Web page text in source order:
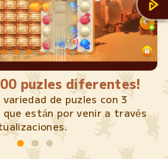
puzles diferentes!
de puzles con 3
que están por venir a través